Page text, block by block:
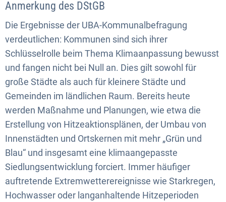
Anmerkung des DStGB
Die Ergebnisse der UBA-Kommunalbefragung
verdeutlichen: Kommunen sind sich ihrer
Schlüsselrolle beim Thema Klimaanpassung bewusst
und fangen nicht bei Null an. Dies gilt sowohl für
große Städte als auch für kleinere Städte und
Gemeinden im ländlichen Raum. Bereits heute
werden Maßnahme und Planungen, wie etwa die
Erstellung von Hitzeaktionsplänen, der Umbau von
Innenstädten und Ortskernen mit mehr „Grün und
Blau“ und insgesamt eine klimaangepasste
Siedlungsentwicklung forciert. Immer häufiger
auftretende Extremwetterereignisse wie Starkregen,
Hochwasser oder langanhaltende Hitzeperioden